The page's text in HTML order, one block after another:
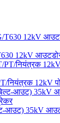
12kV
नियंत्रक 12kV
आउट) 35kV